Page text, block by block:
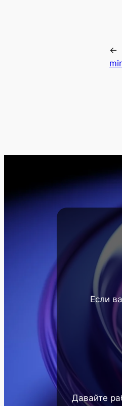
←
Если
Давайте